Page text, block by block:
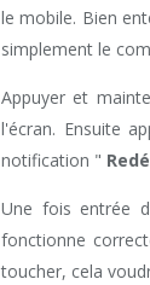
le mobile. Bien
simplement le
Appuyer et
l'écran. Ensuite
notification "
Une fois entrée
fonctionne
toucher, cela